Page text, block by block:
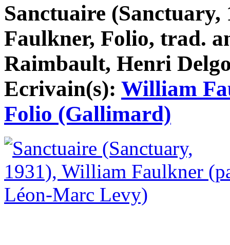
Sanctuaire
Faulkner, Folio, trad.
Raimbault, Henri
Ecrivain(s): William
Folio (Gallimard)